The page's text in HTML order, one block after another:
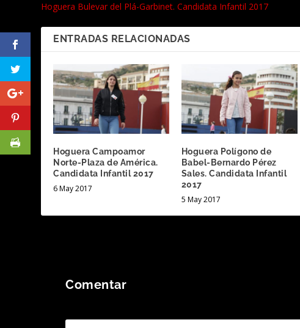
Hoguera Bulevar del Plá-Garbinet. Candidata Infantil 2017
ENTRADAS RELACIONADAS
Hoguera Campoamor
Norte-Plaza de América.
Candidata Infantil 2017
6 May 2017
Hoguera Polígono de
Babel-Bernardo Pérez
Sales. Candidata Infantil
2017
5 May 2017
Comentar